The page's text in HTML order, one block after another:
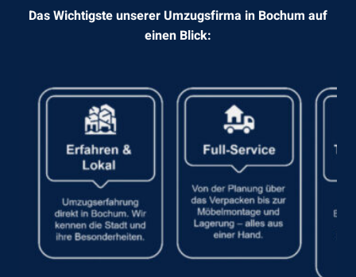
Das Wichtigste unserer Umzugsfirma in Bochum auf
einen Blick: